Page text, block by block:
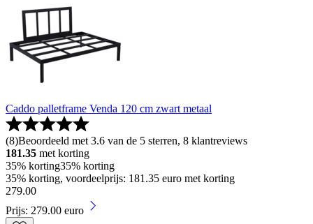
Caddo palletframe Venda 120 cm zwart metaal
(8)Beoordeeld met 3.6 van de 5 sterren, 8 klantreviews
181.35 met korting
35% korting35% korting
35% korting, voordeelprijs: 181.35 euro met korting
279.00
Prijs: 279.00 euro